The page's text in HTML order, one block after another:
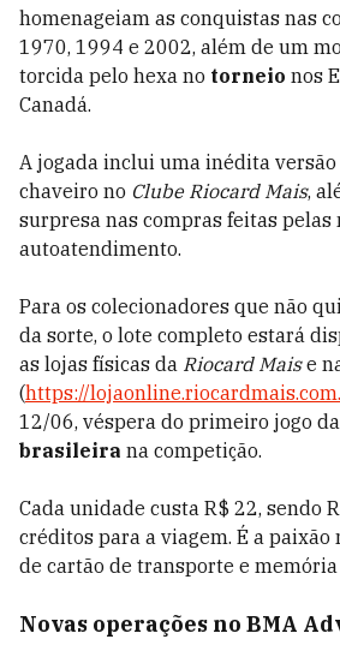
homenageiam as conquistas nas
1970, 1994 e 2002, além de um
torcida pelo hexa no torneio nos
Canadá.
A jogada inclui uma inédita
chaveiro no Clube Riocard Mais,
surpresa nas compras feitas pelas
autoatendimento.
Para os colecionadores que não
da sorte, o lote completo estará
as lojas físicas da Riocard Maise
(https://
12/06, véspera do primeiro jogo da
brasileira na competição.
Cada unidade custa R$ 22, sendo
créditos para a viagem. É a
de cartão de transporte e
Novas operações no BMA